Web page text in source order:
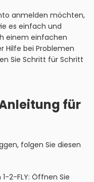
anmelden möchten,
es einfach und
einem einfachen
Hilfe bei Problemen
Sie Schritt für Schritt
für
folgen Sie diesen
2-FLY: Öffnen Sie